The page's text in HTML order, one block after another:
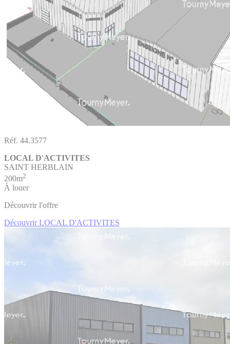
Réf. 44.3577
LOCAL D'ACTIVITES
SAINT HERBLAIN
200m2
À louer
Découvrir l'offre
Découvrir LOCAL D'ACTIVITES